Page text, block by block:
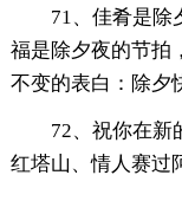
71、佳肴是除
福是除夕夜的节拍
不变的表白：除夕
72、祝你在新
红塔山、情人赛过